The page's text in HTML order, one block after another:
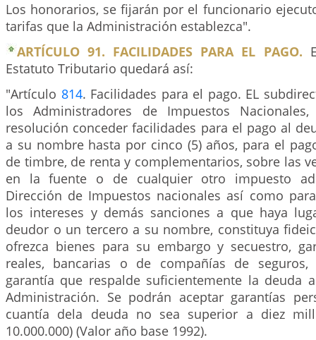
Los honorarios, se fijarán por el funcionario
tarifas que la Administración establezca".
ARTÍCULO 91. FACILIDADES PARA EL PAGO.
Estatuto Tributario quedará así:
"Artículo 814. Facilidades para el pago. EL
los Administradores de Impuestos
resolución conceder facilidades para el pago al
a su nombre hasta por cinco (5) años, para el
de timbre, de renta y complementarios, sobre las
en la fuente o de cualquier otro impuesto
Dirección de Impuestos nacionales así como
los intereses y demás sanciones a que haya
deudor o un tercero a su nombre, constituya
ofrezca bienes para su embargo y secuestro,
reales, bancarias o de compañías de
garantía que respalde suficientemente la deuda
Administración. Se podrán aceptar garantías
cuantía dela deuda no sea superior a diez
10.000.000) (Valor año base 1992).